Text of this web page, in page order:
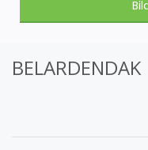
BELARDENDAK